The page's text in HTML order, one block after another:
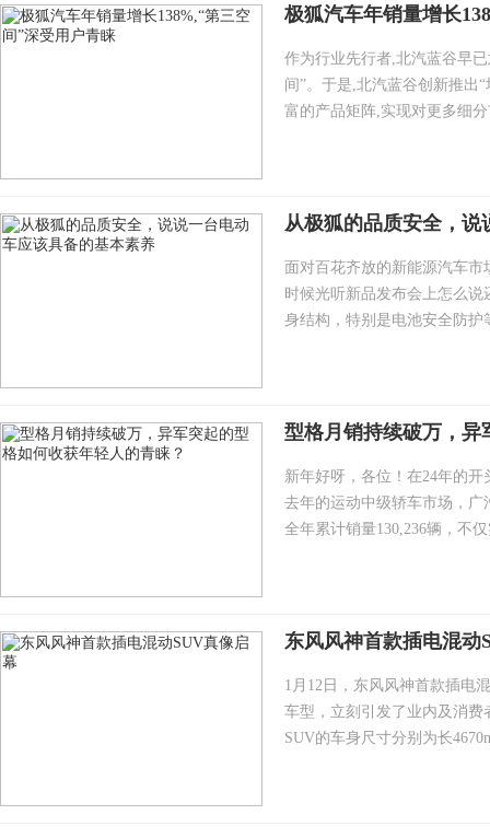
极狐汽车年销量增长
作为行业先行者,北汽蓝谷早
间”。于是,北汽蓝谷创新推出
富的产品矩阵,实现对更多细
从极狐的品质安全，
面对百花齐放的新能源汽车
时候光听新品发布会上怎么
身结构，特别是电池安全防护
型格月销持续破万，异
新年好呀，各位！在24年的
去年的运动中级轿车市场，广
全年累计销量130,236辆，不
东风风神首款插电混动
1月12日，东风风神首款插电
车型，立刻引发了业内及消
SUV的车身尺寸分别为长